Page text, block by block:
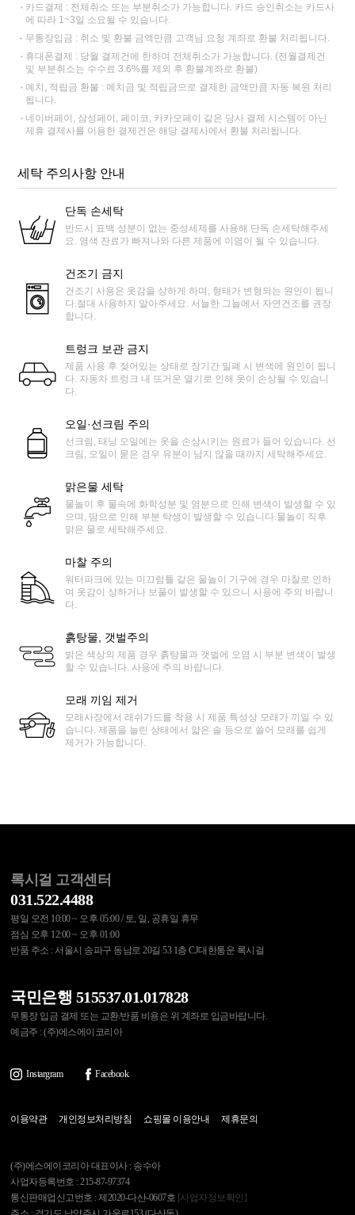
카드결제 : 전체취소 또는 부분취소가 가능합니다. 카드 승인취소는 카드사
에 따라 1~3일 소요될 수 있습니다.
무통장입금 : 취소 및 환불 금액만큼 고객님 요청 계좌로 환불 처리됩니다.
휴대폰결제 : 당월 결제건에 한하여 전체취소가 가능합니다. (전월결제건
및 부분취소는 수수료 3.6%를 제외 후 환불계좌로 환불)
예치, 적립금 환불 : 예치금 및 적립금으로 결제한 금액만큼 자동 복원 처리
됩니다.
네이버페이, 삼성페이, 페이코, 카카오페이 같은 당사 결제 시스템이 아닌
제휴 결제사를 이용한 결제건은 해당 결제사에서 환불 처리됩니다.
세탁 주의사항 안내
단독 손세탁
반드시 표백 성분이 없는 중성세제를 사용해 단독 손세탁해주세
요. 염색 잔료가 빠져나와 다른 제품에 이염이 될 수 있습니다.
건조기 금지
건조기 사용은 옷감을 상하게 하며, 형태가 변형되는 원인이 됩니
다.절대 사용하지 말아주세요. 서늘한 그늘에서 자연건조를 권장
합니다.
트렁크 보관 금지
제품 사용 후 젖어있는 상태로 장기간 밀폐 시 변색에 원인이 됩니
다. 자동차 트렁크 내 뜨거운 열기로 인해 옷이 손상될 수 있습니
다.
오일·선크림 주의
선크림, 태닝 오일에는 옷을 손상시키는 원료가 들어 있습니다. 선
크림, 오일이 묻은 경우 유분이 남지 않을 때까지 세탁해주세요.
맑은물 세탁
물놀이 후 물속에 화학성분 및 염분으로 인해 변색이 발생할 수 있
으며, 땀으로 인해 부분 탁생이 발생할 수 있습니다.물놀이 직후
맑은 물로 세탁해주세요.
마찰 주의
워터파크에 있는 미끄럼틀 같은 물놀이 기구에 경우 마찰로 인하
여 옷감이 상하거나 보풀이 발생할 수 있으니 사용에 주의 바랍니
다.
흙탕물, 갯벌주의
밝은 색상의 제품 경우 흙탕물과 갯벌에 오염 시 부분 변색이 발생
할 수 있습니다. 사용에 주의 바랍니다.
모래 끼임 제거
모래사장에서 래쉬가드를 착용 시 제품 특성상 모래가 끼일 수 있
습니다. 제품을 늘린 상태에서 얇은 솔 등으로 쓸어 모래를 쉽게
제거가 가능합니다.
록시걸 고객센터
031.522.4488
평일 오전 10:00 ~ 오후 05:00 / 토, 일, 공휴일 휴무
점심 오후 12:00 ~ 오후 01:00
반품 주소 : 서울시 송파구 동남로 20길 53 1층 CJ대한통운 록시걸
국민은행 515537.01.017828
무통장 입금 결제 또는 교환/반품 비용은 위 계좌로 입금바랍니다.
예금주 : (주)에스에이코리아
Instargram Facebook
이용약관 개인정보처리방침 쇼핑몰 이용안내 제휴문의
(주)에스에이코리아 대표이사 : 송수아
사업자등록번호 : 215-87-97374
통신판매업신고번호 : 제2020-다산-0607호 [사업자정보확인]